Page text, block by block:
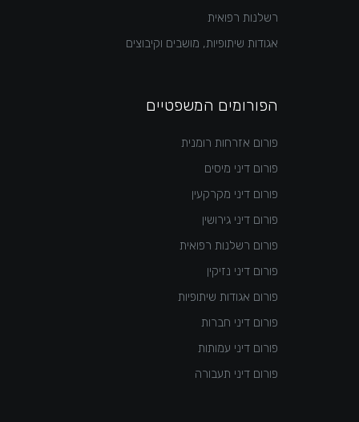
רשלנות רפואית
אגודות שיתופיות, מושבים וקיבוצים
הפורומים המשפטיים
פורום אזרחות רומנית
פורום דיני מיסים
פורום דיני מקרקעין
פורום דיני גירושין
פורום רשלנות רפואית
פורום דיני נזיקין
פורום אגודות שיתופיות
פורום דיני חברות
פורום דיני עמותות
פורום דיני תעבורה